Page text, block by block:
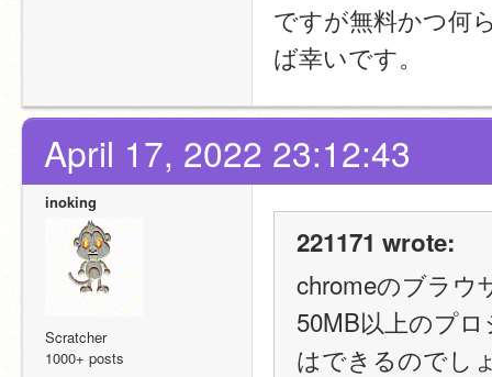
ですが無料かつ何
ば幸いです。
April 17, 2022 23:12:43
inoking
Scratcher
1000+ posts
221171 wrote:
chromeのブラウ
50MB以上のプ
はできるのでし